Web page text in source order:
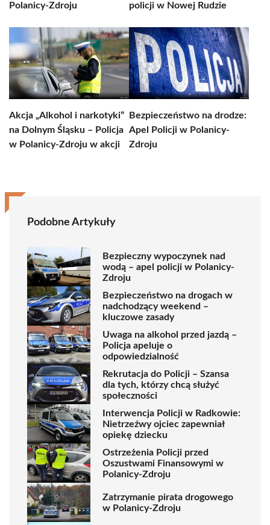
Polanicy-Zdroju policji w Nowej Rudzie
Akcja „Alkohol i narkotyki”
na Dolnym Śląsku – Policja
w Polanicy-Zdroju w akcji
Bezpieczeństwo na drodze:
Apel Policji w Polanicy-
Zdroju
Podobne Artykuły
Bezpieczny wypoczynek nad
wodą – apel policji w Polanicy-
Zdroju
Bezpieczeństwo na drogach w
nadchodzący weekend –
kluczowe zasady
Uwaga na alkohol przed jazdą –
Policja apeluje o
odpowiedzialność
Rekrutacja do Policji – Szansa
dla tych, którzy chcą służyć
społeczności
Interwencja Policji w Radkowie:
Nietrzeźwy ojciec zapewniał
opiekę dziecku
Ostrzeżenia Policji przed
Oszustwami Finansowymi w
Polanicy-Zdroju
Zatrzymanie pirata drogowego
w Polanicy-Zdroju